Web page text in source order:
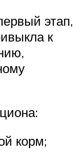
этап,
к
корм;